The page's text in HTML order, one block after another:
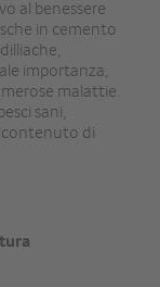
al benessere
in cemento
importanza,
malattie.
sani,
di